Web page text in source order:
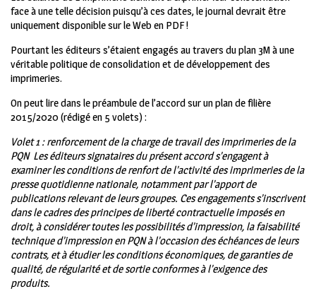
face à une telle décision puisqu’à ces dates, le journal devrait être
uniquement disponible sur le Web en PDF !
Pourtant les éditeurs s’étaient engagés au travers du plan 3M à une
véritable politique de consolidation et de développement des
imprimeries.
On peut lire dans le préambule de l’accord sur un plan de filière
2015/2020 (rédigé en 5 volets) :
Volet 1 : renforcement de la charge de travail des imprimeries de la
PQN Les éditeurs signataires du présent accord s’engagent à
examiner les conditions de renfort de l’activité des imprimeries de la
presse quotidienne nationale, notamment par l’apport de
publications relevant de leurs groupes. Ces engagements s’inscrivent
dans le cadres des principes de liberté contractuelle imposés en
droit, à considérer toutes les possibilités d’impression, la faisabilité
technique d’impression en PQN à l’occasion des échéances de leurs
contrats, et à étudier les conditions économiques, de garanties de
qualité, de régularité et de sortie conformes à l’exigence des
produits.